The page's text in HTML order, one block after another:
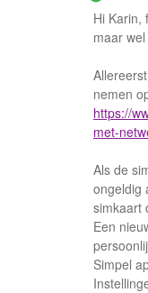
Hi Karin,
maar
nemen
https://
met-
Als de
ongeldig
simkaart
Een
Simpel